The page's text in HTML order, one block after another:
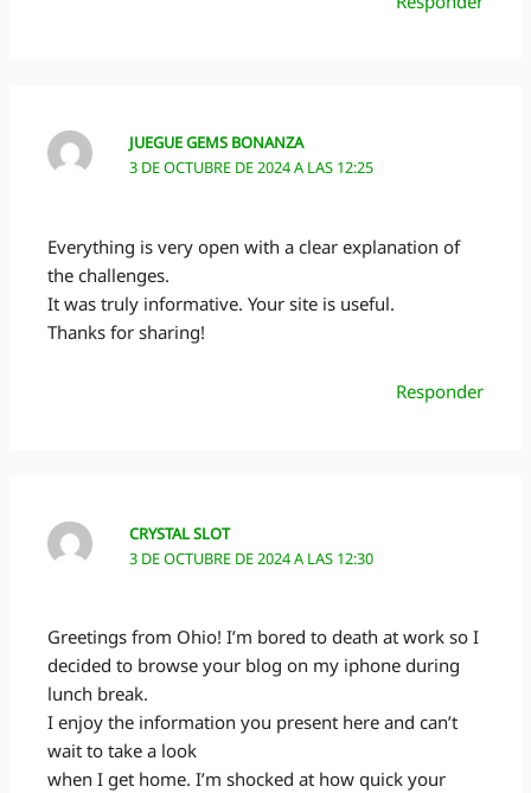
JUEGUE GEMS BONANZA
3 DE OCTUBRE DE 2024 A LAS 12:25
Everything is very open with a clear explanation of
the challenges.
It was truly informative. Your site is useful.
Thanks for sharing!
Responder
CRYSTAL SLOT
3 DE OCTUBRE DE 2024 A LAS 12:30
Greetings from Ohio! I’m bored to death at work so I
decided to browse your blog on my iphone during
lunch break.
I enjoy the information you present here and can’t
wait to take a look
when I get home. I’m shocked at how quick your